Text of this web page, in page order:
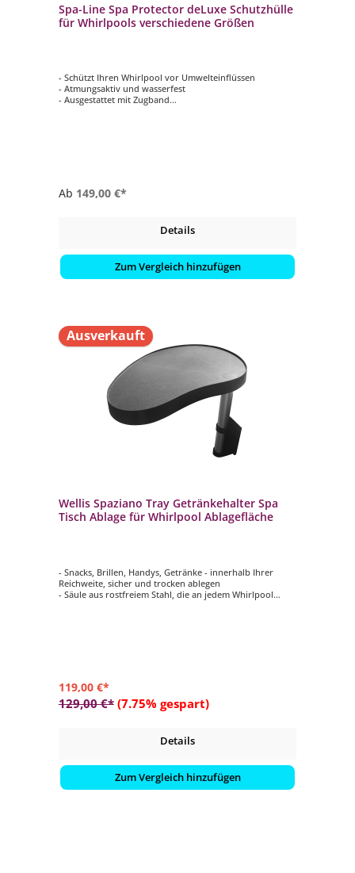
Spa-Line Spa Protector deLuxe Schutzhülle
für Whirlpools verschiedene Größen
- Schützt Ihren Whirlpool vor Umwelteinflüssen
- Atmungsaktiv und wasserfest
- Ausgestattet mit Zugband
Ab 149,00 €*
Details
Zum Vergleich hinzufügen
Ausverkauft
Wellis Spaziano Tray Getränkehalter Spa
Tisch Ablage für Whirlpool Ablagefläche
- Snacks, Brillen, Handys, Getränke - innerhalb Ihrer
Reichweite, sicher und trocken ablegen
- Säule aus rostfreiem Stahl, die an jedem Whirlpool
119,00 €*
129,00 €* (7.75% gespart)
Details
Zum Vergleich hinzufügen